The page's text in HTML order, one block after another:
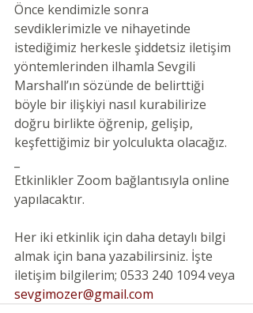
Önce kendimizle sonra
sevdiklerimizle ve nihayetinde
istediğimiz herkesle şiddetsiz iletişim
yöntemlerinden ilhamla Sevgili
Marshall’ın sözünde de belirttiği
böyle bir ilişkiyi nasıl kurabilirize
doğru birlikte öğrenip, gelişip,
keşfettiğimiz bir yolculukta olacağız.
Etkinlikler Zoom bağlantısıyla online
yapılacaktır.
Her iki etkinlik için daha detaylı bilgi
almak için bana yazabilirsiniz. İşte
iletişim bilgilerim; 0533 240 1094 veya
sevgimozer@gmail.com